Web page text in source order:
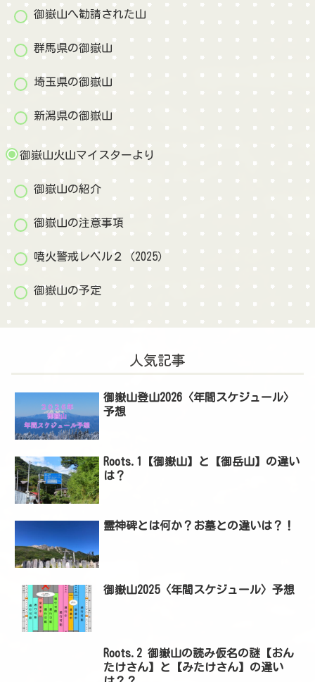
御嶽山へ勧請された山
群馬県の御嶽山
埼玉県の御嶽山
新潟県の御嶽山
御嶽山火山マイスターより
御嶽山の紹介
御嶽山の注意事項
噴火警戒レベル２（2025）
御嶽山の予定
人気記事
御嶽山登山2026〈年間スケジュール〉
予想
Roots.1【御嶽山】と【御岳山】の違い
は？
霊神碑とは何か？お墓との違いは？！
御嶽山2025〈年間スケジュール〉予想
Roots.2 御嶽山の読み仮名の謎【おん
たけさん】と【みたけさん】の違い